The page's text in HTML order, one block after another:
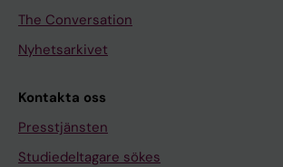
The Conversation
Nyhetsarkivet
Kontakta oss
Presstjänsten
Studiedeltagare sökes